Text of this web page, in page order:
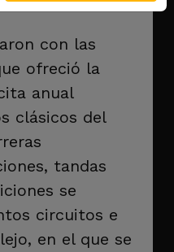
con las
ofreció la
anual
clásicos del
tandas
se
circuitos e
en el que se